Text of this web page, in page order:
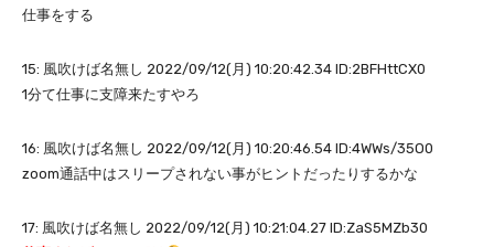
仕事をする
15: 風吹けば名無し 2022/09/12(月) 10:20:42.34 ID:2BFHttCX0
1分て仕事に支障来たすやろ
16: 風吹けば名無し 2022/09/12(月) 10:20:46.54 ID:4WWs/35O0
zoom通話中はスリープされない事がヒントだったりするかな
17: 風吹けば名無し 2022/09/12(月) 10:21:04.27 ID:ZaS5MZb30